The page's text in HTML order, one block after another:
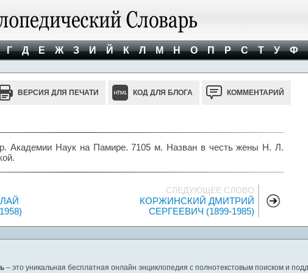
Г Д Е Ж З И Й К Л М Н О П Р С Т У Ф
ВЕРСИЯ ДЛЯ ПЕЧАТИ КОД ДЛЯ БЛОГА КОММЕНТАРИЙ
Наук на Памире. 7105 м. Назван в честь жены Н. Л.
СЛЕДУЮЩЕЕ СЛОВО
КОРЖИНСКИЙ ДМИТРИЙ
СЕРГЕЕВИЧ (1899-1985)
– это уникальная бесплатная онлайн энциклопедия с полнотекстовым поиском и